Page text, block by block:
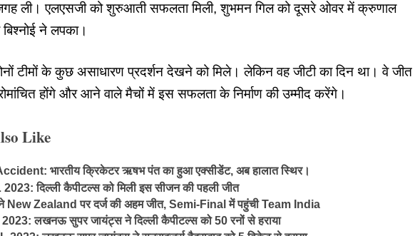
ली। एलएसजी को शुरुआती सफलता मिली, शुभमन गिल को दूसरे ओवर में क्रुणाल
बिश्नोई ने लपका।
टीमोंके कुछ असाधारण प्रदर्शन देखने को मिले। लेकिन वह जीटी का दिन था। वे जीत
होंगे और आने वाले मैचों में इस सफलता के निर्माण की उम्मीद करेंगे।
Like
भारतीय क्रिकेटर ऋषभ पंत का हुआ एक्सीडेंट, अब हालात स्थिर।
दिल्ली कैपीटल्स को मिली इस सीजन की पहली जीत
ने New Zealand पर दर्ज की अहम जीत, Semi-Final में पहुंची Team India
लखनऊ सुपर जायंट्स ने दिल्ली कैपीटल्स को 50 रनों से हराया